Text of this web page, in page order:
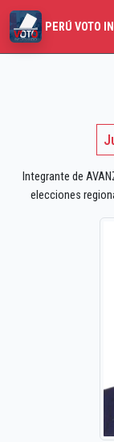
PERÚ VOTO
Integrante de
elecciones